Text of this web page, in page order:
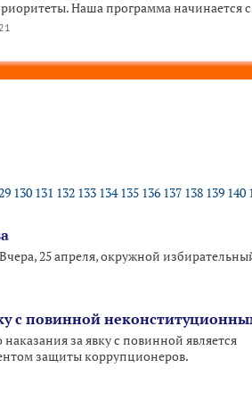
Наша программа начинается
130 131 132 133 134 135 136 137 138 139 140
25 апреля, окружной
с повинной
за явку с повинной является
защиты коррупционеров.